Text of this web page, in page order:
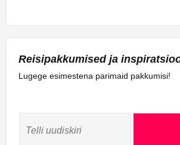
Reisipakkumised ja
Lugege esimestena parimaid pakkumisi!